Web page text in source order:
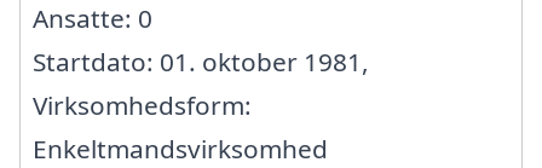
Ansatte: 0
Startdato: 01. oktober 1981,
Virksomhedsform:
Enkeltmandsvirksomhed